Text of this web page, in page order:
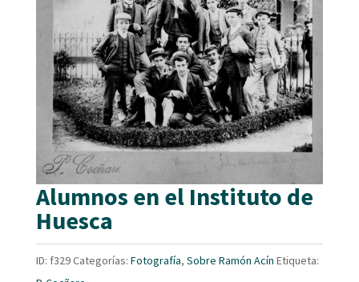
Alumnos en el Instituto de
Huesca
ID: f329Categorías: Fotografía, Sobre Ramón Acín Etiqueta: